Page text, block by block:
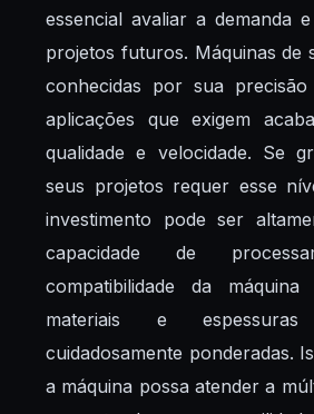
essencial avaliar a demanda
projetos futuros. Máquinas de
conhecidas por sua
aplicações que exigem
qualidade e velocidade. Se
seus projetos requer esse
investimento pode ser
capacidade de
compatibilidade da
materiais e
cuidadosamente ponderadas.
a máquina possa atender a